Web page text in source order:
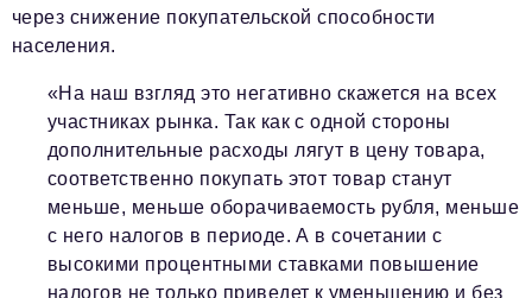
через снижение покупательской способности
населения.
«На наш взгляд это негативно скажется на всех
участниках рынка. Так как с одной стороны
дополнительные расходы лягут в цену товара,
соответственно покупать этот товар станут
меньше, меньше оборачиваемость рубля, меньше
с него налогов в периоде. А в сочетании с
высокими процентными ставками повышение
налогов не только приведет к уменьшению и без